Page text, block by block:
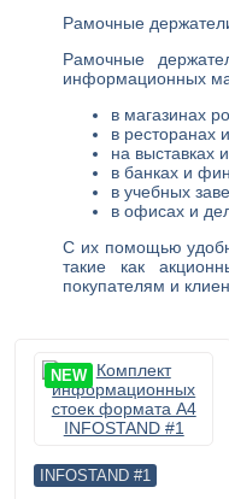
Рамочные
Рамочные
информационных
в магазинах
в ресторанах
на выставках
в банках и
в учебных
в офисах и
С их помощью
такие как
покупателям и
NEW
INFOSTAND #1